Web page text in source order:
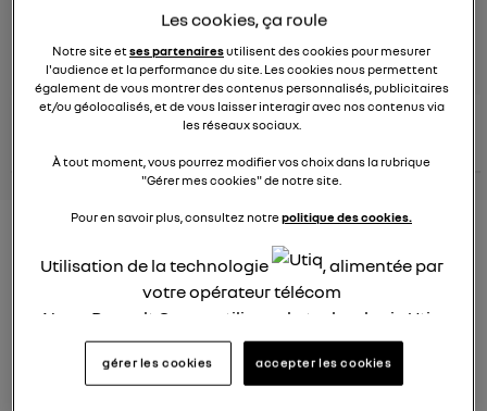
posez une question
consultez les
conseils
Nouveau modèle électrique
Renault 2022
Elsa32
Quel est le nouveau modèle électrique Renault cette
année ?
Les cookies, ça roule
Notre site etses partenairesutilisent des cookies pour mesurer
l'audience et la performance du site. Les cookies nous permettent
également de vous montrer des contenus personnalisés, publicitaires
et/ou géolocalisés, et de vous laisser interagir avec nos contenus via
les réseaux sociaux.
À tout moment, vous pourrez modifier vos choix dans la rubrique
"Gérer mes cookies" de notre site.
Pour en savoir plus, consultez notrepolitique des cookies.
Utilisation de la technologie
, alimentée par
votre opérateur télécom
Nous, Renault Group, utilisons la technologie Utiq
pour nos activités digitales (telles que décrites
dans cette notice de consentement) et liées à
gérer les cookies accepter les cookies